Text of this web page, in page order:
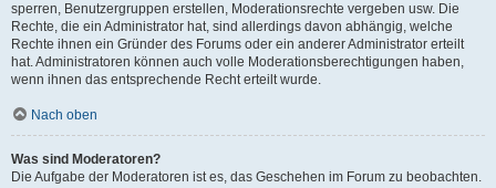
sperren, Benutzergruppen erstellen, Moderationsrechte vergeben usw. Die
Rechte, die ein Administrator hat, sind allerdings davon abhängig, welche
Rechte ihnen ein Gründer des Forums oder ein anderer Administrator erteilt
hat. Administratoren können auch volle Moderationsberechtigungen haben,
wenn ihnen das entsprechende Recht erteilt wurde.
Nach oben
Was sind Moderatoren?
Die Aufgabe der Moderatoren ist es, das Geschehen im Forum zu beobachten.